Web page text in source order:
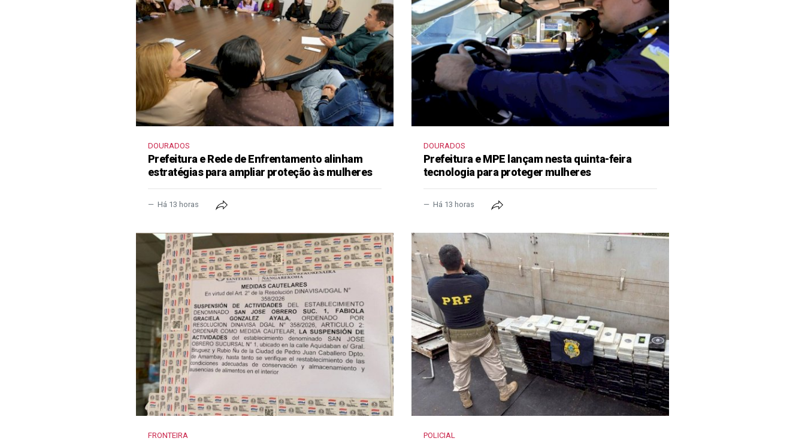
DOURADOS
Prefeitura e Rede de Enfrentamento alinham
estratégias para ampliar proteção às mulheres
Há 13 horas
DOURADOS
Prefeitura e MPE lançam nesta quinta-feira
tecnologia para proteger mulheres
Há 13 horas
FRONTEIRA POLICIAL